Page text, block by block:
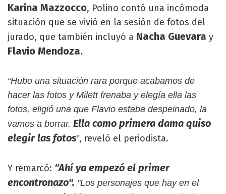
Karina Mazzocco, Polino contó una incómoda
situación que se vivió en la sesión de fotos del
jurado, que también incluyó a Nacha Guevara y
Flavio Mendoza.
“Hubo una situación rara porque acabamos de
hacer las fotos y Milett frenaba y elegía ella las
fotos, eligió una que Flavio estaba despeinado, la
vamos a borrar. Ella como primera dama quiso
elegir las fotos”, reveló el periodista.
Y remarcó: “Ahí ya empezó el primer
encontronazo". "Los personajes que hay en el